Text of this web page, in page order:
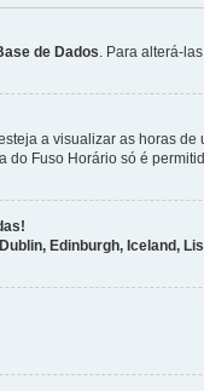
de Dados. Para alterá-
a visualizar as horas
do Fuso Horário só é
Edinburgh, Iceland,